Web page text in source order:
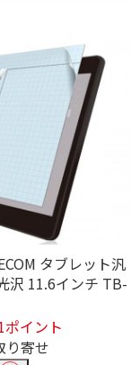
タブレット汎
沢 11.6インチ TB-
ポイント
り寄せ
。